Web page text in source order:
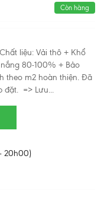
Còn hàng
liệu: Vải thô + Khổ
80-100% + Bảo
theo m2 hoàn thiện. Đã
đặt. => Lưu...
20h00)